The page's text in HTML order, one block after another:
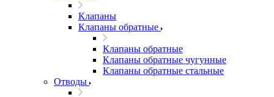
Клапаны
Клапаны обратные
Клапаны обратные
Клапаны обратные чугунные
Клапаны обратные стальные
Отводы